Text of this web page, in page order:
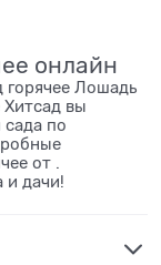
онлайн
Лошадь
вы
сада по
от .
и дачи!